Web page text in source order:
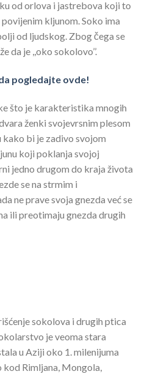
od orlova i jastrebova koji to
kljunom. Soko ima
od ljudskog. Zbog čega se
da je ,,oko sokolovo’’.
pogledajte ovde!
što je karakteristika mnogih
ženki svojevrsnim plesom
kako bi je zadivo svojom
koji poklanja svojoj
jedno drugom do kraja života
se na strmim i
ne prave svoja gnezda već se
ili preotimaju gnezda drugih
sokolova i drugih ptica
je veoma stara
u Aziji oko 1. milenijuma
kod Rimljana, Mongola,